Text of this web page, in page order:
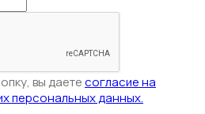
вы даетесогласие на
персональных данных.